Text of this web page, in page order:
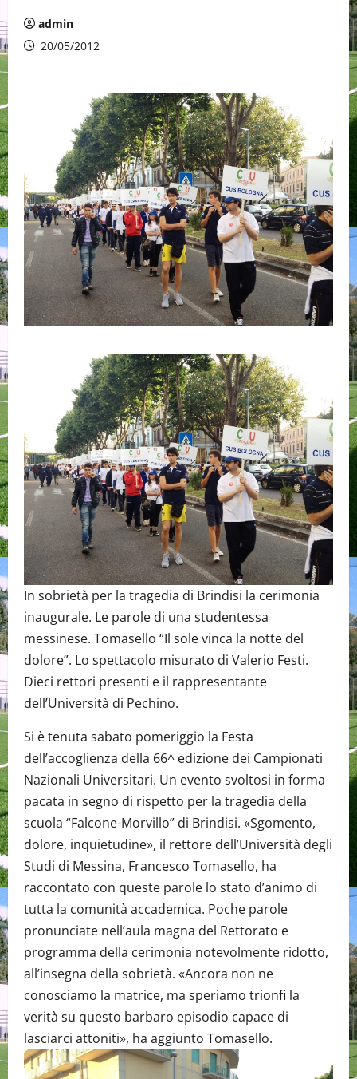
admin
20/05/2012
In sobrietà per la tragedia di Brindisi la cerimonia
inaugurale. Le parole di una studentessa
messinese. Tomasello “Il sole vinca la notte del
dolore”. Lo spettacolo misurato di Valerio Festi.
Dieci rettori presenti e il rappresentante
dell’Università di Pechino.
Si è tenuta sabato pomeriggio la Festa
dell’accoglienza della 66^ edizione dei Campionati
Nazionali Universitari. Un evento svoltosi in forma
pacata in segno di rispetto per la tragedia della
scuola “Falcone-Morvillo” di Brindisi. «Sgomento,
dolore, inquietudine», il rettore dell’Università degli
Studi di Messina, Francesco Tomasello, ha
raccontato con queste parole lo stato d’animo di
tutta la comunità accademica. Poche parole
pronunciate nell’aula magna del Rettorato e
programma della cerimonia notevolmente ridotto,
all’insegna della sobrietà. «Ancora non ne
conosciamo la matrice, ma speriamo trionfi la
verità su questo barbaro episodio capace di
lasciarci attoniti», ha aggiunto Tomasello.